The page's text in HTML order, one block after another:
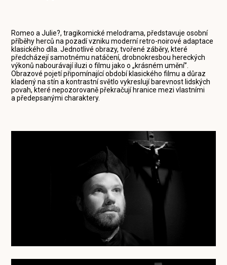
Romeo a Julie?, tragikomické melodrama, představuje osobní
příběhy herců na pozadí vzniku moderní retro-noirové adaptace
klasického díla. Jednotlivé obrazy, tvořené záběry, které
předcházejí samotnému natáčení, drobnokresbou hereckých
výkonů nabourávají iluzi o filmu jako o „krásném umění”.
Obrazové pojetí připomínající období klasického filmu a důraz
kladený na stín a kontrastní světlo vykreslují barevnost lidských
povah, které nepozorovaně překračují hranice mezi vlastními
a předepsanými charaktery.